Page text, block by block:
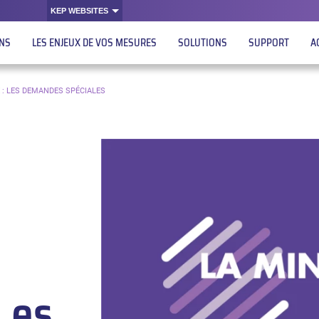
KEP WEBSITES
LES ENJEUX DE VOS MESURES SOLUTIONS SUPPORT
LES DEMANDES SPÉCIALES